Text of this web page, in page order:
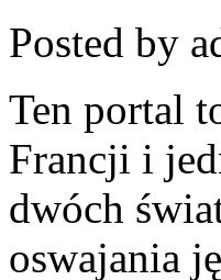
Posted by
Ten portal
Francji i
dwóch
oswajania